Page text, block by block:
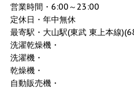
営業時間・6:00～23:00
定休日・年中無休
最寄駅・大山駅(東武 東上本線
洗濯乾燥機・
洗濯機・
乾燥機・
自動販売機・